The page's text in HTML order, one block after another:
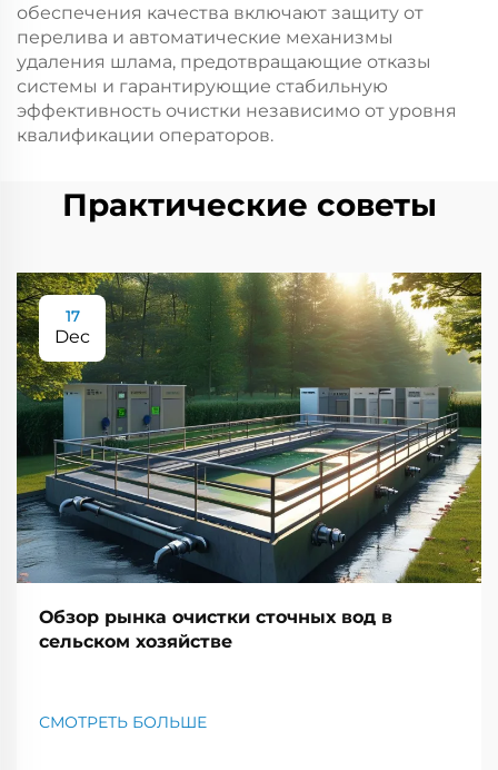
обеспечения качества включают защиту от
перелива и автоматические механизмы
удаления шлама, предотвращающие отказы
системы и гарантирующие стабильную
эффективность очистки независимо от уровня
квалификации операторов.
Практические советы
17
Dec
Обзор рынка очистки сточных вод в
сельском хозяйстве
СМОТРЕТЬ БОЛЬШЕ